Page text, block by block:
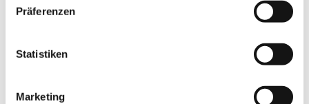
Präferenzen
Statistiken
Marketing